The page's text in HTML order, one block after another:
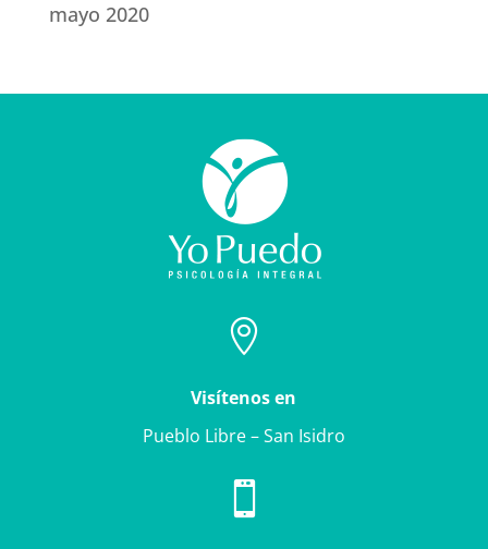
mayo 2020

Visítenos en
Pueblo Libre – San Isidro
